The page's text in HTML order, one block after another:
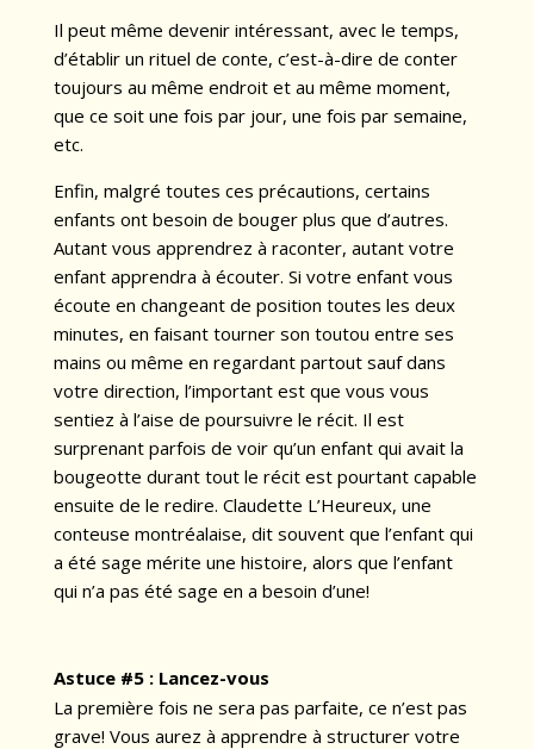
Il peut même devenir intéressant, avec le temps,
d’établir un rituel de conte, c’est-à-dire de conter
toujours au même endroit et au même moment,
que ce soit une fois par jour, une fois par semaine,
etc.
Enfin, malgré toutes ces précautions, certains
enfants ont besoin de bouger plus que d’autres.
Autant vous apprendrez à raconter, autant votre
enfant apprendra à écouter. Si votre enfant vous
écoute en changeant de position toutes les deux
minutes, en faisant tourner son toutou entre ses
mains ou même en regardant partout sauf dans
votre direction, l’important est que vous vous
sentiez à l’aise de poursuivre le récit. Il est
surprenant parfois de voir qu’un enfant qui avait la
bougeotte durant tout le récit est pourtant capable
ensuite de le redire. Claudette L’Heureux, une
conteuse montréalaise, dit souvent que l’enfant qui
a été sage mérite une histoire, alors que l’enfant
qui n’a pas été sage en a besoin d’une!
Astuce #5 :Lancez-vous
La première fois ne sera pas parfaite, ce n’est pas
grave! Vous aurez à apprendre à structurer votre